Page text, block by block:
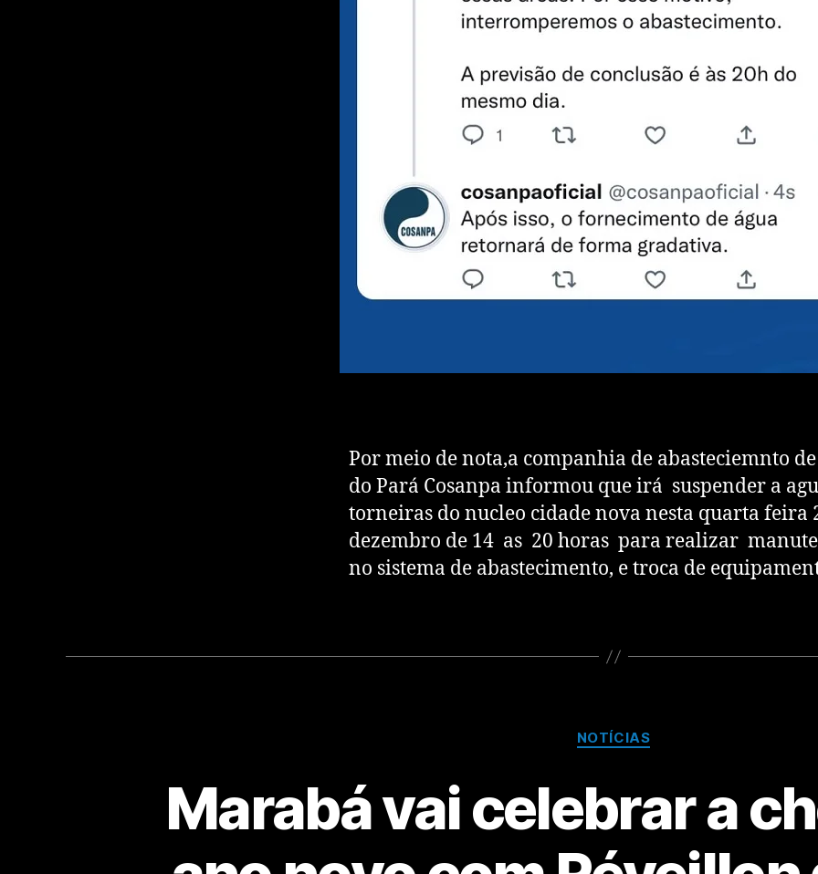
Por meio de nota,a companhia de abasteciemnto
do Pará Cosanpa informou que irá suspender a
torneiras do nucleo cidade nova nesta quarta feira
dezembro de 14 as 20 horas para realizar
no sistema de abastecimento, e troca de
NOTÍCIAS
Marabá vai celebrar a